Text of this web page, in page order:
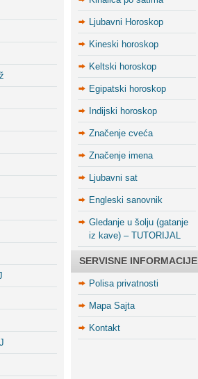
Ljubavni Horoskop
Kineski horoskop
Keltski horoskop
Egipatski horoskop
Indijski horoskop
Značenje cveća
Značenje imena
Ljubavni sat
Engleski sanovnik
Gledanje u šolju (gatanje
iz kave) – TUTORIJAL
SERVISNE INFORMACIJE
Polisa privatnosti
Mapa Sajta
Kontakt